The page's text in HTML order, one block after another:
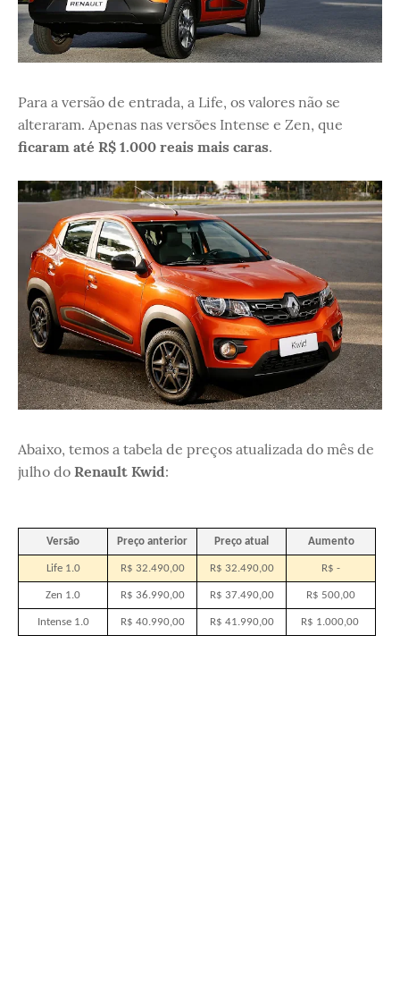
Para a versão de entrada, a Life, os valores não se
alteraram. Apenas nas versões Intense e Zen, que
ficaram até R$ 1.000 reais mais caras.
Abaixo, temos a tabela de preços atualizada do mês de
julho do Renault Kwid:
Versão Preço anterior Preço atual Aumento
Life 1.0 R$ 32.490,00 R$ 32.490,00 R$ -
Zen 1.0 R$ 36.990,00 R$ 37.490,00 R$ 500,00
Intense 1.0 R$ 40.990,00 R$ 41.990,00 R$ 1.000,00